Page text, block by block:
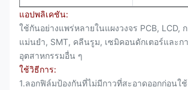
แอปพลิเคชัน:
ใช้กันอย่างแพร่หลายในแผงวงจร PCB, LCD,
แม่นยำ, SMT, คลีนรูม, เซมิคอนดักเตอร์และก
อุตสาหกรรมอื่น ๆ
ใช้วิธีการ:
1.ลอกฟิล์มป้องกันที่ไม่มีกาวที่สะอาดออกก่อนใ